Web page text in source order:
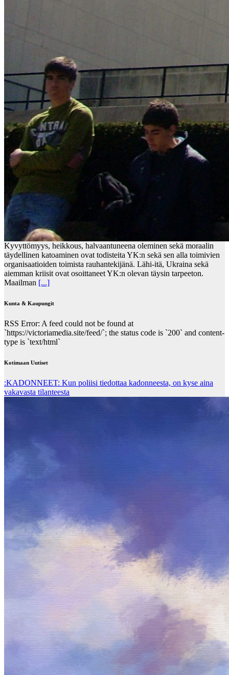
Kyvyttömyys, heikkous, halvaantuneena oleminen sekä moraalin
täydellinen katoaminen ovat todisteita YK:n sekä sen alla toimivien
organisaatioiden toimista rauhantekijänä. Lähi-itä, Ukraina sekä
aiemman kriisit ovat osoittaneet YK:n olevan täysin tarpeeton.
Maailman [...]
Kunta & Kaupungit
RSS Error: A feed could not be found at
`https://victoriamedia.site/feed/`; the status code is `200` and content-
type is `text/html`
Kotimaan Uutiset
:KADONNEET: Kun poliisi tiedottaa kadonneesta, on kyse aina
vakavasta tilanteesta